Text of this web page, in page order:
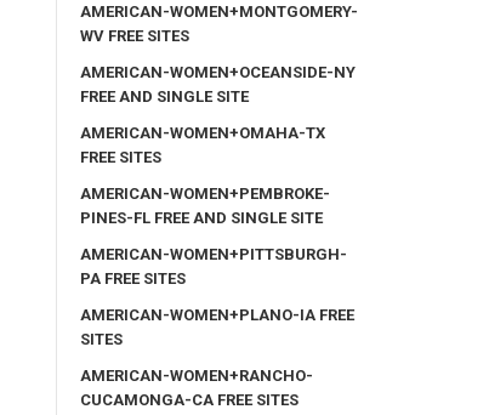
AMERICAN-WOMEN+MONTGOMERY-
WV FREE SITES
AMERICAN-WOMEN+OCEANSIDE-NY
FREE AND SINGLE SITE
AMERICAN-WOMEN+OMAHA-TX
FREE SITES
AMERICAN-WOMEN+PEMBROKE-
PINES-FL FREE AND SINGLE SITE
AMERICAN-WOMEN+PITTSBURGH-
PA FREE SITES
AMERICAN-WOMEN+PLANO-IA FREE
SITES
AMERICAN-WOMEN+RANCHO-
CUCAMONGA-CA FREE SITES